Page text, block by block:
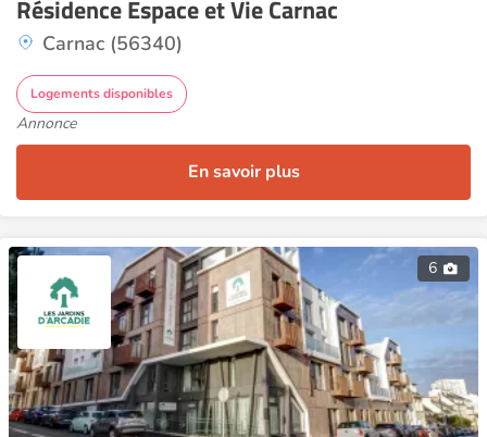
Résidence Espace et Vie Carnac
Carnac (56340)
Logements disponibles
Annonce
En savoir plus
6